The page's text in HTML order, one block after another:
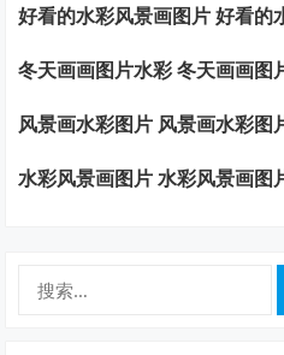
好看的水彩风景画图片 好看的
冬天画画图片水彩 冬天画画图
风景画水彩图片 风景画水彩图
水彩风景画图片 水彩风景画图